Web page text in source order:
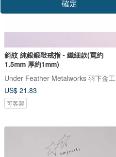
斜紋 純銀鍛敲戒指 - 纖細款(寬約
1.5mm 厚約1mm)
Under Feather Metalworks 羽下金工
US$ 21.83
可客製
確定